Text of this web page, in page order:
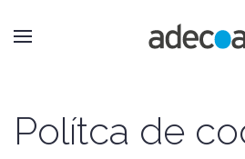
Polítca de